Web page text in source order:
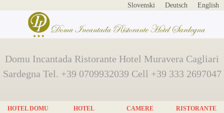
English
Deutsch
Slovenski
Domu Incantada Ristorante Hotel Muravera Cagliari
Sardegna Tel. +39 0709932039 Cell +39 333 2697047
HOTEL DOMU
HOTEL
CAMERE RISTORANTE